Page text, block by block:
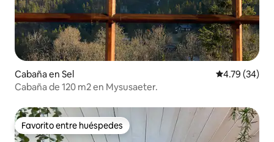
Cabaña en Sel Calificación
4.79 (34)
Cabaña de 120 m2 en Mysusaeter.
Favorito entre huéspedes
Favorito entre huéspedes